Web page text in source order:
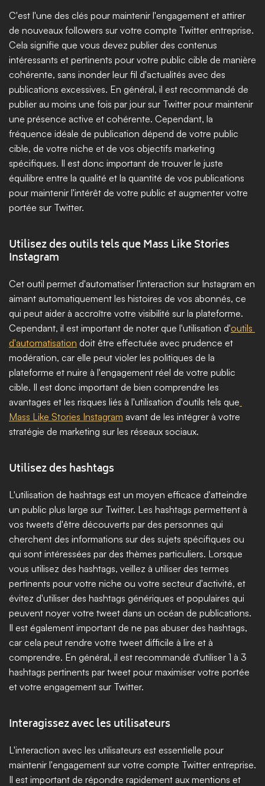
C'est l'une des clés pour maintenir l'engagement et attirer
de nouveaux followers sur votre compte Twitter entreprise.
Cela signifie que vous devez publier des contenus
intéressants et pertinents pour votre public cible de manière
cohérente, sans inonder leur fil d'actualités avec des
publications excessives. En général, il est recommandé de
publier au moins une fois par jour sur Twitter pour maintenir
une présence active et cohérente. Cependant, la
fréquence idéale de publication dépend de votre public
cible, de votre niche et de vos objectifs marketing
spécifiques. Il est donc important de trouver le juste
équilibre entre la qualité et la quantité de vos publications
pour maintenir l'intérêt de votre public et augmenter votre
portée sur Twitter.
Utilisez des outils tels que Mass Like Stories
Instagram
Cet outil permet d'automatiser l'interaction sur Instagram en
aimant automatiquement les histoires de vos abonnés, ce
qui peut aider à accroître votre visibilité sur la plateforme.
Cependant, il est important de noter que l'utilisation d'outils
d'automatisation doit être effectuée avec prudence et
modération, car elle peut violer les politiques de la
plateforme et nuire à l'engagement réel de votre public
cible. Il est donc important de bien comprendre les
avantages et les risques liés à l'utilisation d'outils tels que
Mass Like Stories Instagram avant de les intégrer à votre
stratégie de marketing sur les réseaux sociaux.
Utilisez des hashtags
L'utilisation de hashtags est un moyen efficace d'atteindre
un public plus large sur Twitter. Les hashtags permettent à
vos tweets d'être découverts par des personnes qui
cherchent des informations sur des sujets spécifiques ou
qui sont intéressées par des thèmes particuliers. Lorsque
vous utilisez des hashtags, veillez à utiliser des termes
pertinents pour votre niche ou votre secteur d'activité, et
évitez d'utiliser des hashtags génériques et populaires qui
peuvent noyer votre tweet dans un océan de publications.
Il est également important de ne pas abuser des hashtags,
car cela peut rendre votre tweet difficile à lire et à
comprendre. En général, il est recommandé d'utiliser 1 à 3
hashtags pertinents par tweet pour maximiser votre portée
et votre engagement sur Twitter.
Interagissez avec les utilisateurs
L'interaction avec les utilisateurs est essentielle pour
maintenir l'engagement sur votre compte Twitter entreprise.
Il est important de répondre rapidement aux mentions et